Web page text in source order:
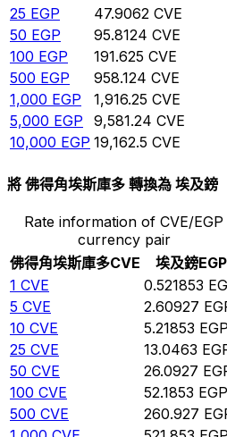
25 EGP 47.9062 CVE
50 EGP 95.8124 CVE
100 EGP 191.625 CVE
500 EGP 958.124 CVE
1,000 EGP 1,916.25 CVE
5,000 EGP 9,581.24 CVE
10,000 EGP 19,162.5 CVE
將 佛得角埃斯庫多 轉換為 埃及鎊
Rate information of CVE/EGP
currency pair
佛得角埃斯庫多CVE 埃及鎊EGP
1 CVE 0.521853
5 CVE 2.60927
10 CVE 5.21853 EGP
25 CVE 13.0463
50 CVE 26.0927
100 CVE 52.1853 EGP
500 CVE 260.927